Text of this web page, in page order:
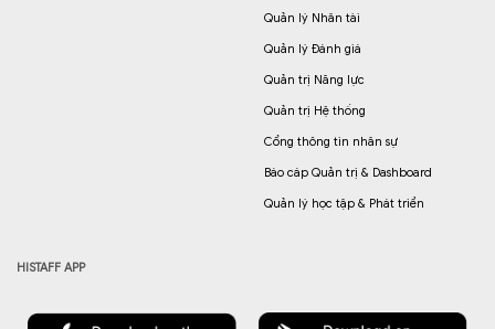
Quản lý Nhân tài
Quản lý Đánh giá
Quản trị Năng lực
Quản trị Hệ thống
Cổng thông tin nhân sự
Báo cáp Quản trị & Dashboard
Quản lý học tập & Phát triển
HISTAFF APP